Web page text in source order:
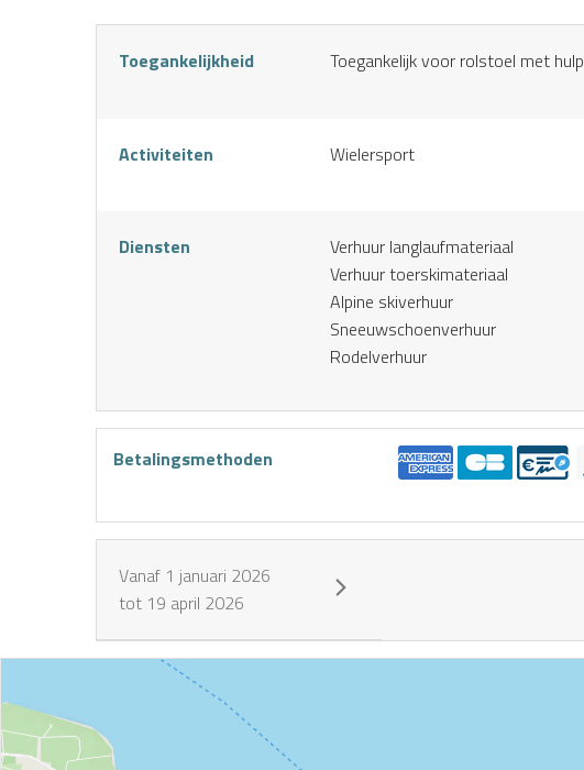
activiteit
online
Toegankelijkheid Toegankelijk voor rolstoel met hulp
Activiteiten Wielersport
Diensten
Verhuur langlaufmateriaal
Verhuur toerskimateriaal
Alpine skiverhuur
Sneeuwschoenverhuur
Rodelverhuur
Betalingsmethoden
Vanaf 1 januari 2026
tot 19 april 2026